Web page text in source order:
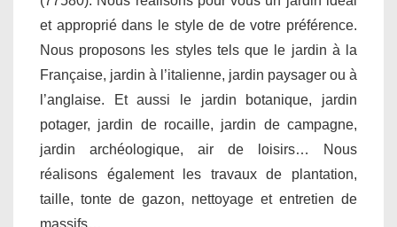
et approprié dans le style de de votre préférence.
Nous proposons les styles tels que le jardin à la
Française, jardin à l’italienne, jardin paysager ou à
l’anglaise. Et aussi le jardin botanique, jardin
potager, jardin de rocaille, jardin de campagne,
jardin archéologique, air de loisirs… Nous
réalisons également les travaux de plantation,
taille, tonte de gazon, nettoyage et entretien de
massifs…